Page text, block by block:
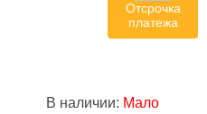
Отсрочка
платежа
В наличии: Мало